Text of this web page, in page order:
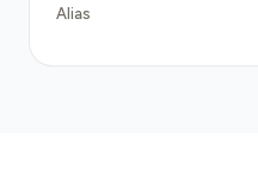
que suponía un viaje al
Alias